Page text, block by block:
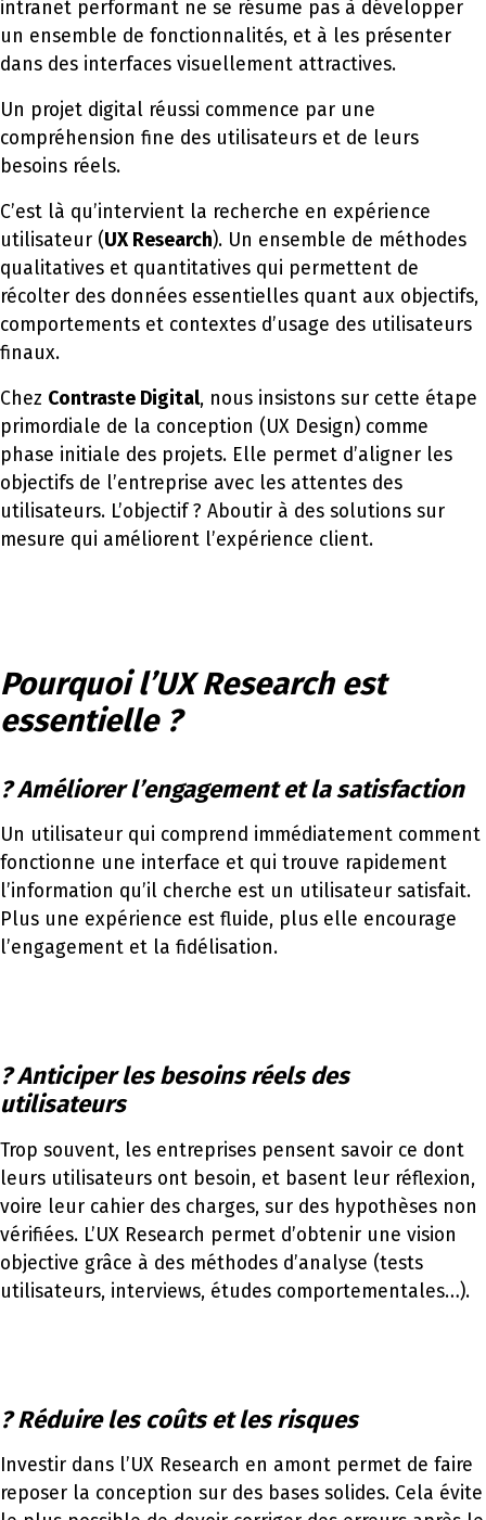
intranet performant ne se résume pas à développer
un ensemble de fonctionnalités, et à les présenter
dans des interfaces visuellement attractives.
Un projet digital réussi commence par une
compréhension fine des utilisateurs et de leurs
besoins réels.
C’est là qu’intervient la recherche en expérience
utilisateur (UX Research). Un ensemble de méthodes
qualitatives et quantitatives qui permettent de
récolter des données essentielles quant aux objectifs,
comportements et contextes d’usage des utilisateurs
finaux.
Chez Contraste Digital, nous insistons sur cette étape
primordiale de la conception (UX Design) comme
phase initiale des projets. Elle permet d’aligner les
objectifs de l’entreprise avec les attentes des
utilisateurs. L’objectif ? Aboutir à des solutions sur
mesure qui améliorent l’expérience client.
Pourquoi l’UX Research est
essentielle ?
? Améliorer l’engagement et la satisfaction
Un utilisateur qui comprend immédiatement comment
fonctionne une interface et qui trouve rapidement
l’information qu’il cherche est un utilisateur satisfait.
Plus une expérience est fluide, plus elle encourage
l’engagement et la fidélisation.
? Anticiper les besoins réels des
utilisateurs
Trop souvent, les entreprises pensent savoir ce dont
leurs utilisateurs ont besoin, et basent leur réflexion,
voire leur cahier des charges, sur des hypothèses non
vérifiées. L’UX Research permet d’obtenir une vision
objective grâce à des méthodes d’analyse (tests
utilisateurs, interviews, études comportementales…).
? Réduire les coûts et les risques
Investir dans l’UX Research en amont permet de faire
reposer la conception sur des bases solides. Cela évite